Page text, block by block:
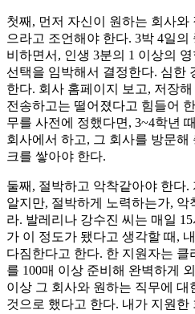
첫째, 먼저 자신이 원하는 회사
으라고 조언해야 한다. 3박 4일
비하면서, 인생 3분의 1 이상의
선택을 임박해서 결정한다. 심한
한다. 회사 홈페이지 보고, 저장
전송하고는 떨어졌다고 힘들어
무를 사전에 정했다면, 3~4학년
회사에서 하고, 그 회사를 방문해
크를 쌓아야 한다.
둘째, 절박하고 악착같아야 한다
알지만, 절박하게 노력하는가,
라. 발레리나 강수진 씨는 매일
가 이 정도가 됐다고 생각할 때,
다짐한다고 한다. 한 지원자는 클
를 100매 이상 준비해 완벽하게
이상 그 회사와 원하는 직무에 대
것으로 했다고 한다. 내가 지원